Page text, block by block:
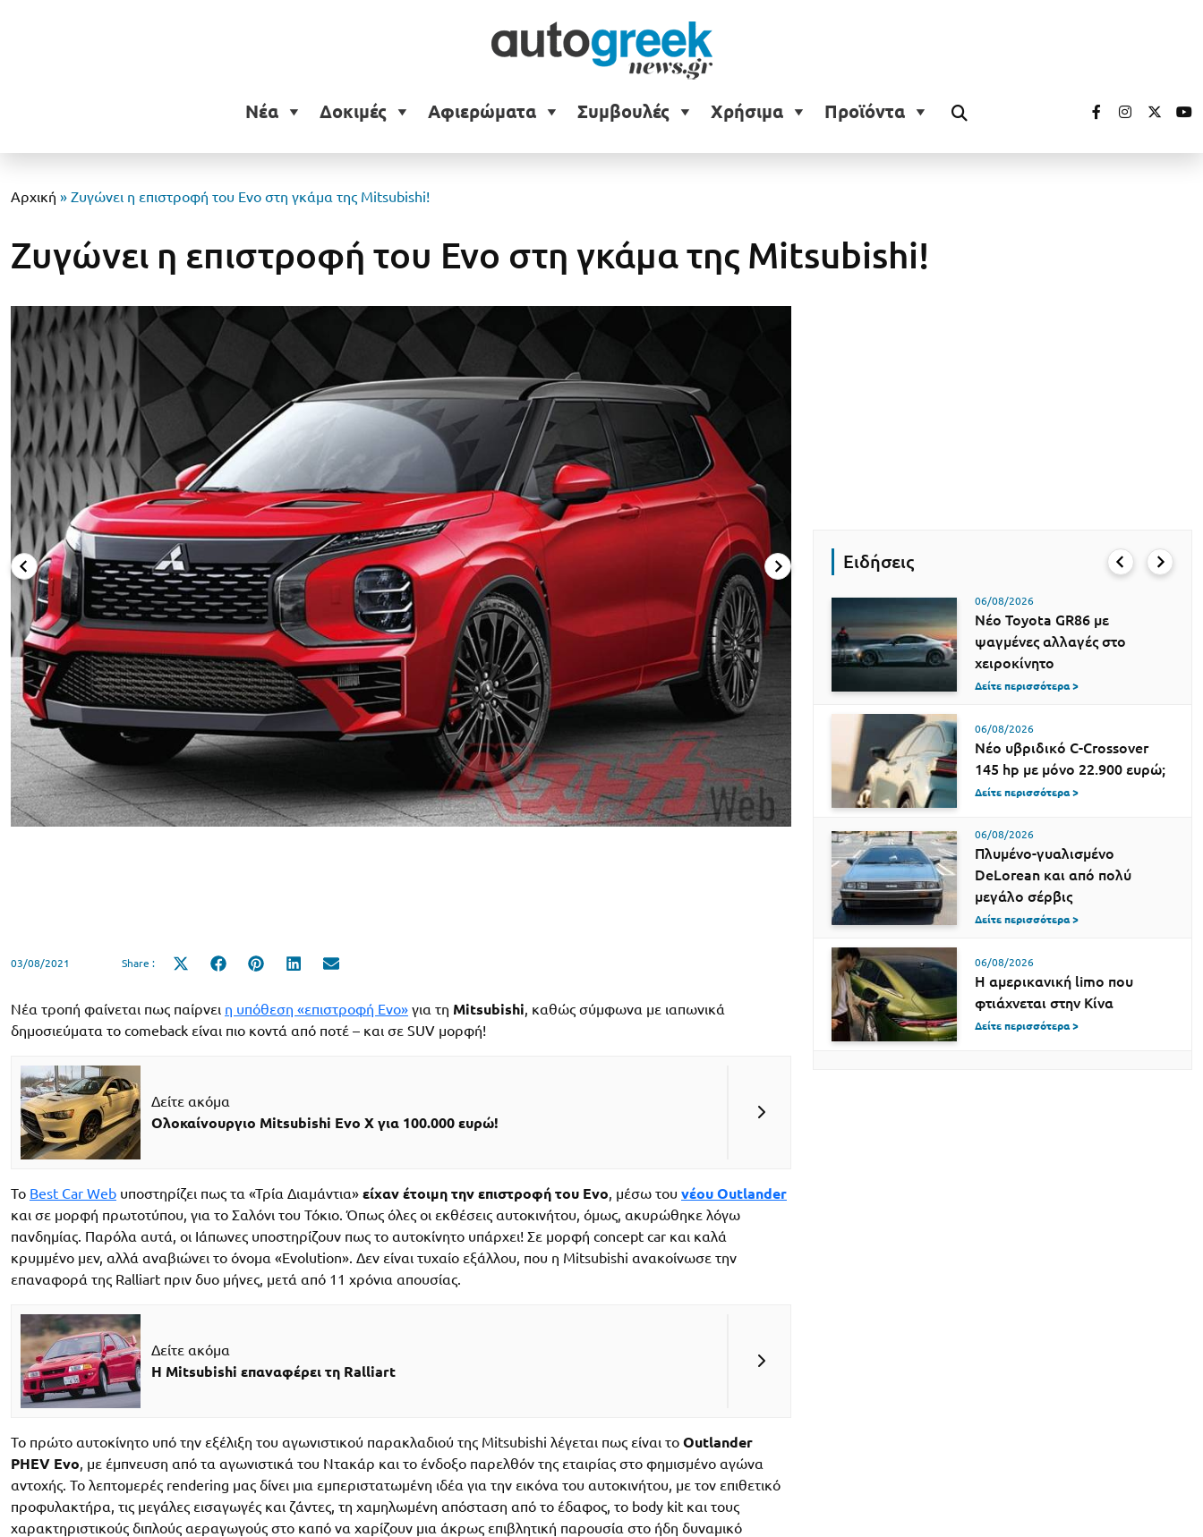
Νέα Δοκιμές Αφιερώματα Συμβουλές Χρήσιμα Προϊόντα
Αρχική » Ζυγώνει η επιστροφή του Evo στη γκάμα της Mitsubishi!
Ζυγώνει η επιστροφή του Evo στη γκάμα της Mitsubishi!
03/08/2021 Share :
Share
Share
Share
Share
Νέα τροπή φαίνεται πως παίρνει η υπόθεση «επιστροφή Evo» για τη Mitsubishi, καθώς σύμφωνα με ιαπωνικά
δημοσιεύματα το comeback είναι πιο κοντά από ποτέ – και σε SUV μορφή!
Δείτε ακόμα
Ολοκαίνουργιο Mitsubishi Evo X για 100.000 ευρώ!
Το Best Car Web υποστηρίζει πως τα «Τρία Διαμάντια» είχαν έτοιμη την επιστροφή του Evo, μέσω του νέου Outlander
και σε μορφή πρωτοτύπου, για το Σαλόνι του Τόκιο. Όπως όλες οι εκθέσεις αυτοκινήτου, όμως, ακυρώθηκε λόγω
πανδημίας. Παρόλα αυτά, οι Ιάπωνες υποστηρίζουν πως το αυτοκίνητο υπάρχει! Σε μορφή concept car και καλά
κρυμμένο μεν, αλλά αναβιώνει το όνομα «Evolution». Δεν είναι τυχαίο εξάλλου, που η Mitsubishi ανακοίνωσε την
επαναφορά της Ralliart πριν δυο μήνες, μετά από 11 χρόνια απουσίας.
Δείτε ακόμα
Η Mitsubishi επαναφέρει τη Ralliart
Το πρώτο αυτοκίνητο υπό την εξέλιξη του αγωνιστικού παρακλαδιού της Mitsubishi λέγεται πως είναι το Outlander
PHEV Evo, με έμπνευση από τα αγωνιστικά του Ντακάρ και το ένδοξο παρελθόν της εταιρίας στο φημισμένο αγώνα
αντοχής. Το λεπτομερές rendering μας δίνει μια εμπεριστατωμένη ιδέα για την εικόνα του αυτοκινήτου, με τον επιθετικό
προφυλακτήρα, τις μεγάλες εισαγωγές και ζάντες, τη χαμηλωμένη απόσταση από το έδαφος, το body kit και τους
χαρακτηριστικούς διπλούς αεραγωγούς στο καπό να χαρίζουν μια άκρως επιβλητική παρουσία στο ήδη δυναμικό
Ειδήσεις
06/08/2026
Νέο Toyota GR86 με
ψαγμένες αλλαγές στο
χειροκίνητο
Δείτε περισσότερα >
06/08/2026
Νέο υβριδικό C-Crossover
145 hp με μόνο 22.900 ευρώ;
Δείτε περισσότερα >
06/08/2026
Πλυμένο-γυαλισμένο
DeLorean και από πολύ
μεγάλο σέρβις
Δείτε περισσότερα >
06/08/2026
Η αμερικανική limo που
φτιάχνεται στην Κίνα
Δείτε περισσότερα >